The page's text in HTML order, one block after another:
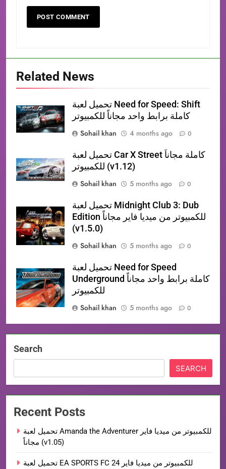
Related News
تحميل لعبة Need for Speed: Shift
كاملة برابط واحد مجاناً للكمبيوتر
Sohail khan
4 months ago 0
تحميل لعبة Car X Street كاملة مجاناً
للكمبيوتر (v1.12)
Sohail khan
5 months ago 0
تحميل لعبة​ Midnight Club 3: Dub
Edition للكمبيوتر من ميديا فاير مجاناً
(v1.5.0)
Sohail khan
5 months ago 0
تحميل لعبة Need for Speed
Underground كاملة برابط واحد مجاناً
للكمبيوتر
Sohail khan
5 months ago 0
Search
SEARCH
Recent Posts
تحميل لعبة Amanda the Adventurer للكمبيوتر من ميديا فاير
مجاناً (v1.05)
تحميل لعبة EA SPORTS FC 24 للكمبيوتر من ميديا فاير